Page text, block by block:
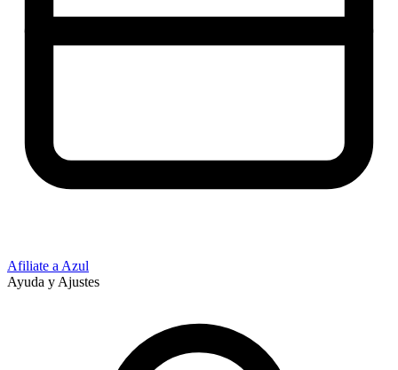
Afiliate a Azul
Ayuda y Ajustes